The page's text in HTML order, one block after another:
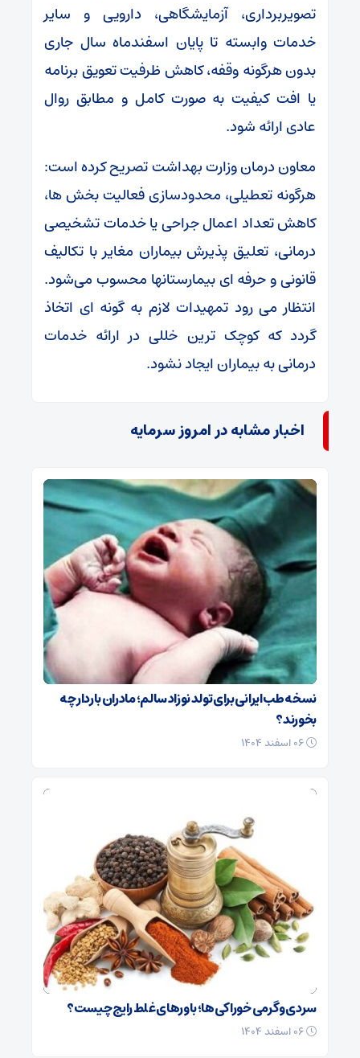
تصویربرداری، آزمایشگاهی، دارویی و سایر
خدمات وابسته تا پایان اسفندماه سال جاری
بدون هرگونه وقفه، کاهش ظرفیت تعویق برنامه
یا افت کیفیت به صورت کامل و مطابق روال
عادی ارائه شود.
معاون درمان وزارت بهداشت تصریح کرده است:
هرگونه تعطیلی، محدودسازی فعالیت بخش ها،
کاهش تعداد اعمال جراحی یا خدمات تشخیصی
درمانی، تعلیق پذیرش بیماران مغایر با تکالیف
قانونی و حرفه ای بیمارستانها محسوب می‌شود.
انتظار می رود تمهیدات لازم به گونه ای اتخاذ
گردد که کوچک ترین خللی در ارائه خدمات
درمانی به بیماران ایجاد نشود.
اخبار مشابه در امروز سرمایه
نسخه طب ایرانی برای تولد نوزاد سالم؛ مادران باردار چه
بخورند؟
سردی و گرمی خوراکی‌ها؛ باورهای غلط رایج چیست؟